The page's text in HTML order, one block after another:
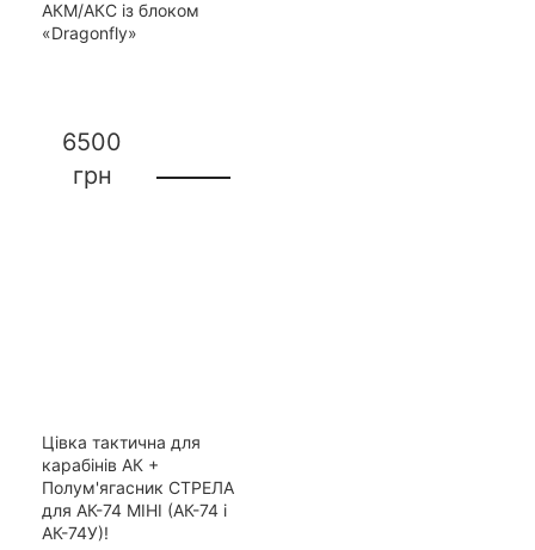
АКМ/АКС із блоком
«Dragonfly»
6500
грн
Цівка тактична для
карабінів АК +
Полум'ягасник СТРЕЛА
для АК-74 МІНІ (АК-74 і
АК-74У)!